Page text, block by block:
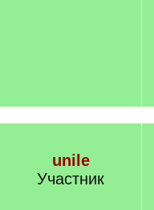
unile
Участник